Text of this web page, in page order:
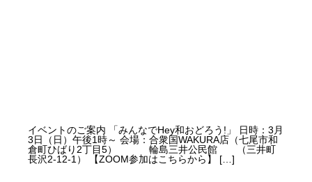
イベントのご案内 「みんなでHey和おどろう!」 日時：3月
3日（日）午後1時～ 会場：合衆国WAKURA店（七尾市和
倉町ひばり2丁目5） 輪島三井公民館 （三井町
長沢2-12-1） 【ZOOM参加はこちらから】 […]